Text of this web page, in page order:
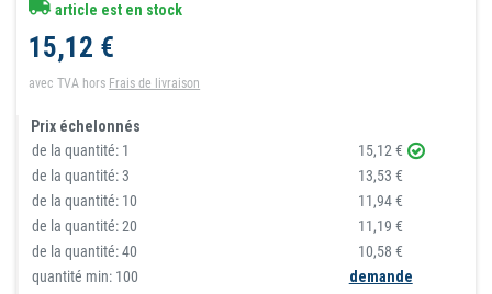
article est en stock
15,12 €
avec TVA hors Frais de livraison
Prix échelonnés
de la quantité: 1
15,12 €
de la quantité:3
13,53 €
de la quantité: 10
11,94 €
de la quantité:20
11,19 €
de la quantité:40
10,58 €
quantité min: 100
demande